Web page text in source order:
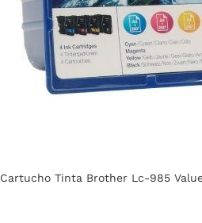
Cartucho Tinta Brother Lc-985